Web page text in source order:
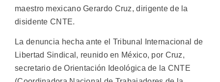
maestro mexicano Gerardo Cruz, dirigente de la
disidente CNTE.
La denuncia hecha ante el Tribunal Internacional de
Libertad Sindical, reunido en México, por Cruz,
secretario de Orientación Ideológica de la CNTE